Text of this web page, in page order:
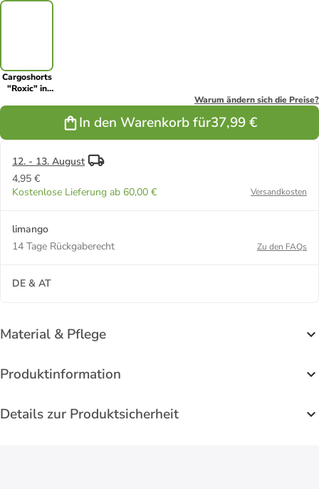
Cargoshorts
"Roxic" in
Warum ändern sich die Preise?
In den Warenkorb für37,99 €
12. - 13. August
4,95 €
Kostenlose Lieferung ab 60,00 €
Versandkosten
limango
14 Tage Rückgaberecht
Zu den FAQs
DE & AT
Material & Pflege
Produktinformation
Details zur Produktsicherheit